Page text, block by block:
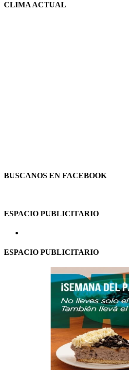
CLIMA ACTUAL
BUSCANOS EN FACEBOOK
ESPACIO PUBLICITARIO
ESPACIO PUBLICITARIO